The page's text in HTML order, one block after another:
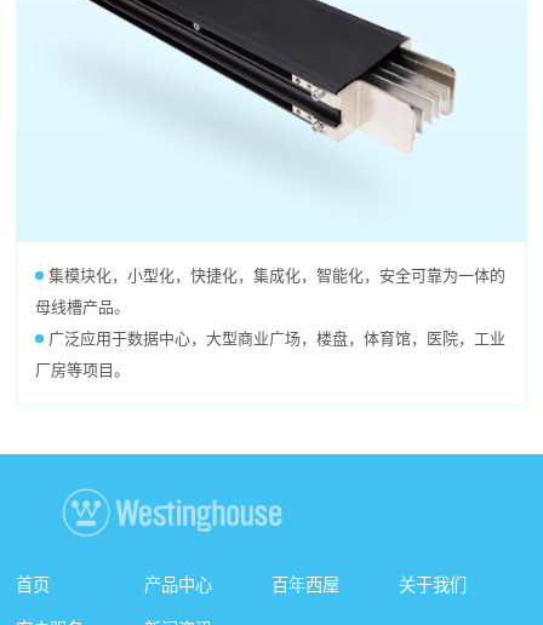
集模块化，小型化，快捷化，集成化，智能化，安全可靠为一体的
母线槽产品。
广泛应用于数据中心，大型商业广场，楼盘，体育馆，医院，工业
厂房等项目。
首页 产品中心 百年西屋 关于我们